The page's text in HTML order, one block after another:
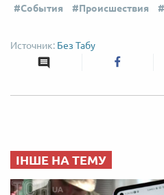
События
Происшествия
Без Табу
ІНШЕ НА ТЕМУ